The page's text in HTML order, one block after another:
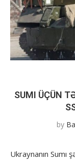
SUMI ÜÇÜN
by
Ukraynanın Sumı